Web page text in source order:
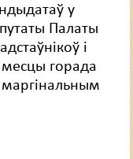
у
Палаты
і
горада